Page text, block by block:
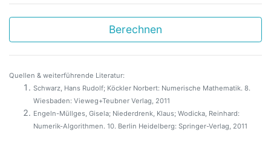
Berechnen
Quellen & weiterführende Literatur:
Schwarz, Hans Rudolf; Köckler Norbert: Numerische Mathematik. 8.
Wiesbaden: Vieweg+Teubner Verlag, 2011
Engeln-Müllges, Gisela; Niederdrenk, Klaus; Wodicka, Reinhard:
Numerik-Algorithmen. 10. Berlin Heidelberg: Springer-Verlag, 2011